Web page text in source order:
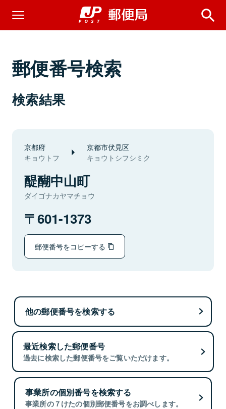
郵便番号検索
検索結果
京都府
キョウトフ
京都市伏見区
キョウトシフシミク
醍醐中山町
ダイゴナカヤマチョウ
601-1373
郵便番号をコピーする
他の郵便番号を検索する
最近検索した郵便番号
過去に検索した郵便番号をご覧いただけます。
事業所の個別番号を検索する
事業所の７けたの個別郵便番号をお調べします。